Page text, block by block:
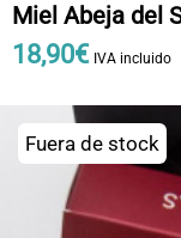
Miel Abeja del
18,90€ IVA incluido
Fuera de stock